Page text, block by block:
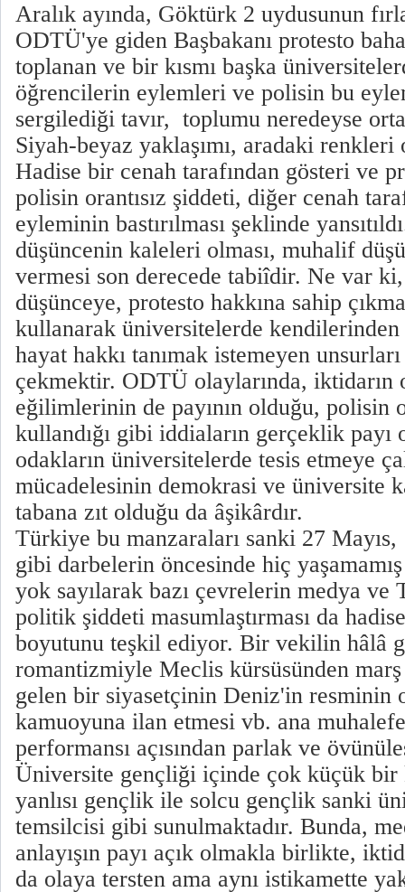
Aralık ayında, Göktürk 2 uydusunun
ODTÜ'ye giden Başbakanı protesto
toplanan ve bir kısmı başka
öğrencilerin eylemleri ve polisin bu
sergilediği tavır, toplumu neredeyse
Siyah-beyaz yaklaşımı, aradaki renkleri
Hadise bir cenah tarafından gösteri ve
polisin orantısız şiddeti, diğer cenah
eyleminin bastırılması şeklinde
düşüncenin kaleleri olması, muhalif
vermesi son derecede tabiîdir. Ne var
düşünceye, protesto hakkına sahip
kullanarak üniversitelerde kendilerinden
hayat hakkı tanımak istemeyen
çekmektir. ODTÜ olaylarında, iktidarın
eğilimlerinin de payının olduğu, polisin
kullandığı gibi iddiaların gerçeklik payı
odakların üniversitelerde tesis etmeye
mücadelesinin demokrasi ve üniversite
tabana zıt olduğu da âşikârdır.
Türkiye bu manzaraları sanki 27
gibi darbelerin öncesinde hiç
yok sayılarak bazı çevrelerin medya
politik şiddeti masumlaştırması da
boyutunu teşkil ediyor. Bir vekilin hâlâ
romantizmiyle Meclis kürsüsünden
gelen bir siyasetçinin Deniz'in resminin
kamuoyuna ilan etmesi vb. ana
performansı açısından parlak ve
Üniversite gençliği içinde çok küçük
yanlısı gençlik ile solcu gençlik sanki
temsilcisi gibi sunulmaktadır. Bunda,
anlayışın payı açık olmakla birlikte,
da olaya tersten ama aynı istikamette